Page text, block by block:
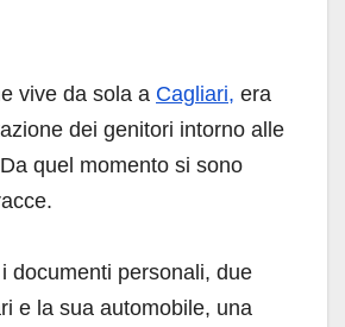
vive da sola a Cagliari, era
dei genitori intorno alle
quel momento si sono
documenti personali, due
e la sua automobile, una